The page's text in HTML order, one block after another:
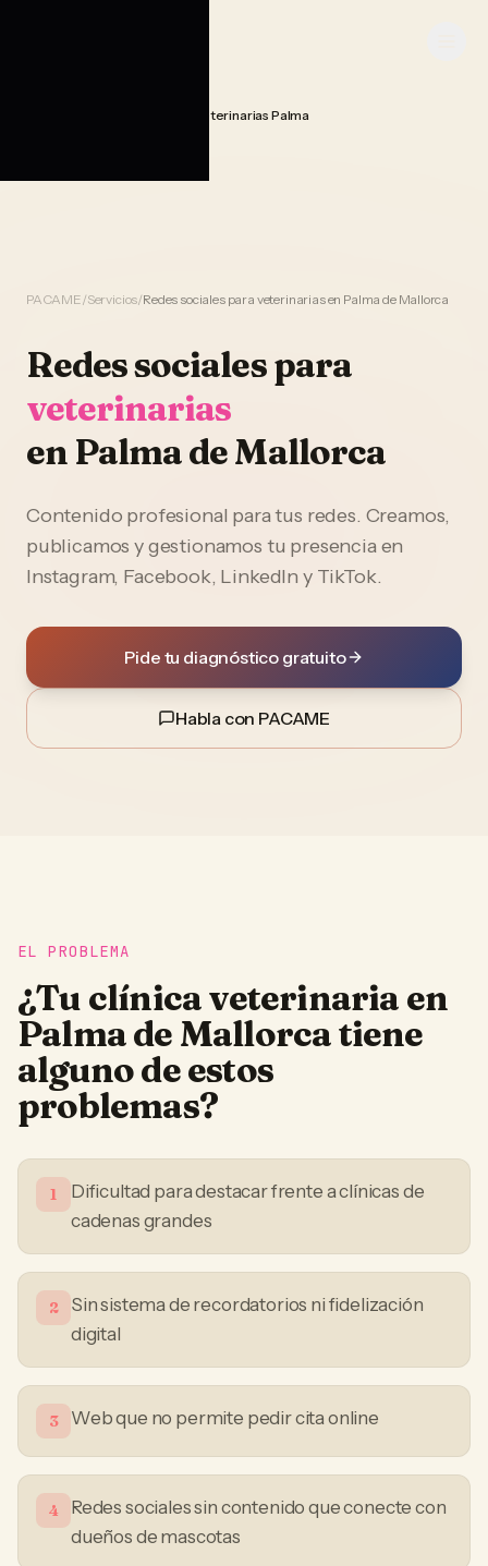
Gestion Redes Sociales Veterinarias Palma
PACAME/Servicios/Redes sociales para veterinarias en Palma de Mallorca
Redes socialespara
veterinarias
en Palma de Mallorca
Contenido profesional para tus redes. Creamos,
publicamos y gestionamos tu presencia en
Instagram, Facebook, LinkedIn y TikTok.
Pide tu diagnóstico gratuito
Habla con PACAME
EL PROBLEMA
¿Tu clínica veterinaria en
Palma de Mallorcatiene
alguno de estos
problemas?
1
Dificultad para destacar frente a clínicas de
cadenas grandes
2
Sin sistema de recordatorios ni fidelización
digital
3 Web que no permite pedir cita online
4
Redes sociales sin contenido que conecte con
dueños de mascotas